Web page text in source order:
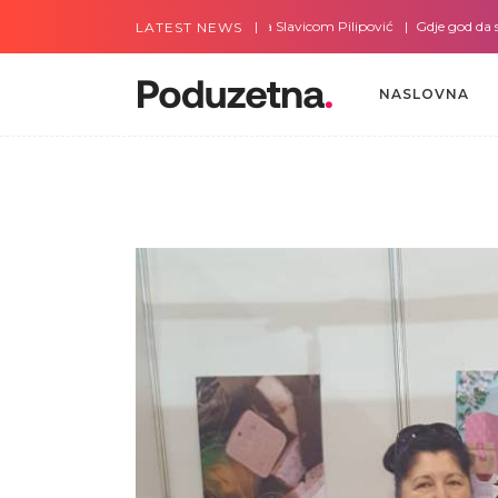
LATEST NEWS
Gdje god da smo sa Slavicom Pilipović Gdje god da smo sa
NASLOVNA
NASLOVNA